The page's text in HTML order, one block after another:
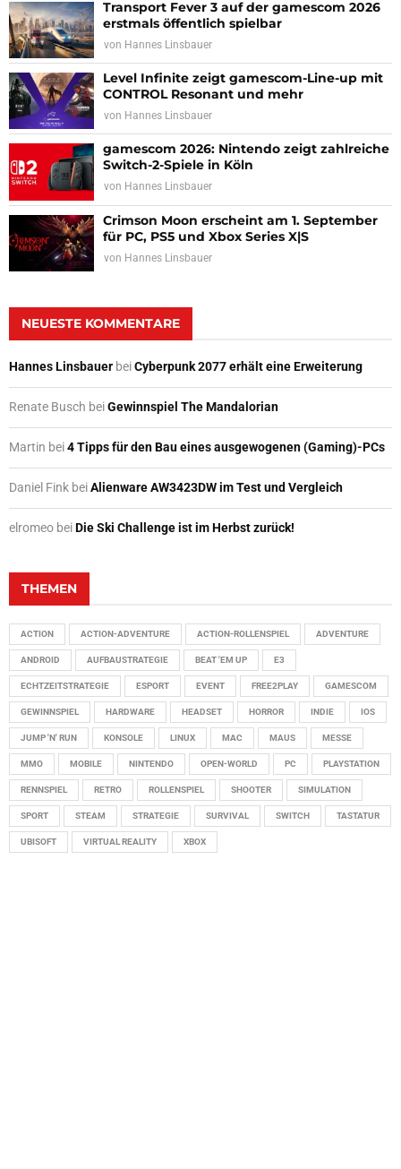
Transport Fever 3 auf der gamescom 2026
erstmals öffentlich spielbar
von Hannes Linsbauer
Level Infinite zeigt gamescom-Line-up mit
CONTROL Resonant und mehr
von Hannes Linsbauer
gamescom 2026: Nintendo zeigt zahlreiche
Switch-2-Spiele in Köln
von Hannes Linsbauer
Crimson Moon erscheint am 1. September
für PC, PS5 und Xbox Series X|S
von Hannes Linsbauer
NEUESTE KOMMENTARE
Hannes Linsbauer beiCyberpunk 2077 erhält eine Erweiterung
Renate Busch beiGewinnspiel The Mandalorian
Martin bei4 Tipps für den Bau eines ausgewogenen (Gaming)-PCs
Daniel Fink beiAlienware AW3423DW im Test und Vergleich
elromeo beiDie Ski Challenge ist im Herbst zurück!
THEMEN
ACTION ACTION-ADVENTURE ACTION-ROLLENSPIEL ADVENTURE
ANDROID AUFBAUSTRATEGIE BEAT 'EM UP E3
ECHTZEITSTRATEGIE ESPORT EVENT FREE2PLAY GAMESCOM
GEWINNSPIEL HARDWARE HEADSET HORROR INDIE IOS
JUMP 'N' RUN KONSOLE LINUX MAC MAUS MESSE
MMO MOBILE NINTENDO OPEN-WORLD PC PLAYSTATION
RENNSPIEL RETRO ROLLENSPIEL SHOOTER SIMULATION
SPORT STEAM STRATEGIE SURVIVAL SWITCH TASTATUR
UBISOFT VIRTUAL REALITY XBOX